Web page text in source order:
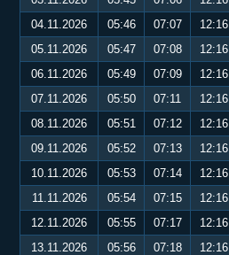
04.11.2026
05:46 07:07 12:16
05.11.2026
05:47 07:08 12:16
06.11.2026
05:49 07:09 12:16
07.11.2026
05:50 07:11 12:16
08.11.2026
05:51 07:12 12:16
09.11.2026
05:52 07:13 12:16
10.11.2026
05:53 07:14 12:16
11.11.2026
05:54 07:15 12:16
12.11.2026
05:55 07:17 12:16
13.11.2026
05:56 07:18 12:16